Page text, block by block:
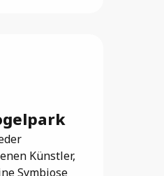
Künstler,
Symbiose